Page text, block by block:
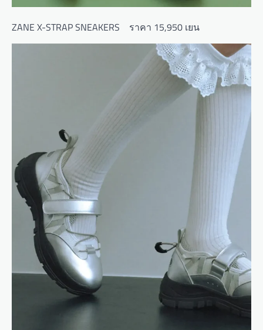
ZANE X-STRAP SNEAKERS ราคา 15,950 เยน